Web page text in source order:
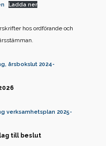
Ladda ner
hos ordförande och
årsbokslut 2024-
verksamhetsplan 2025-
till beslut